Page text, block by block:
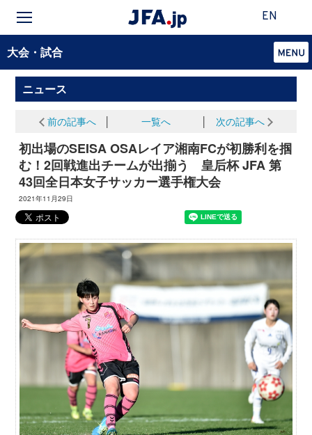
EN
大会・試合
ニュース
前の記事へ 一覧へ 次の記事へ
初出場のSEISA OSAレイア湘南FCが初勝利を掴
む！2回戦進出チームが出揃う 皇后杯 JFA 第
43回全日本女子サッカー選手権大会
2021年11月29日